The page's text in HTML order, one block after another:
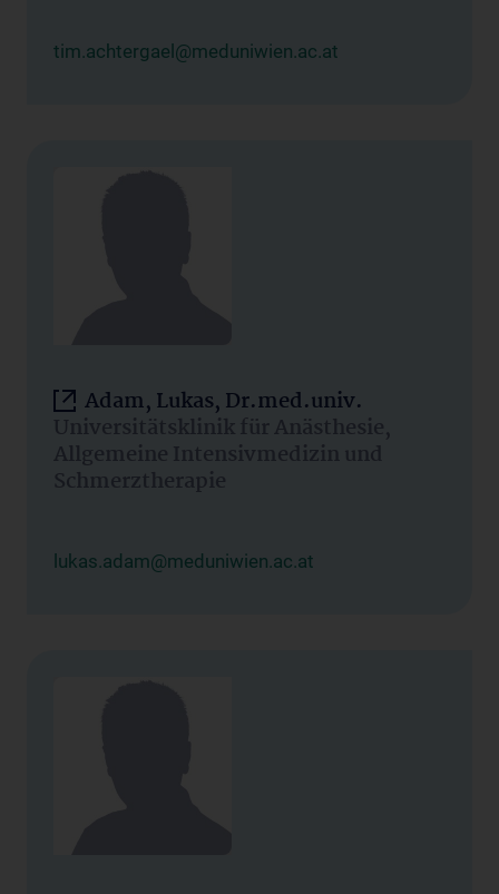
tim.achtergael@meduniwien.ac.at
Adam, Lukas, Dr.med.univ.
Universitätsklinik für Anästhesie,
Allgemeine Intensivmedizin und
Schmerztherapie
lukas.adam@meduniwien.ac.at